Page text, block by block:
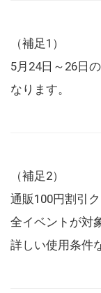
（補足1）
5月24日～26日
なります。
（補足2）
通販100円割引
全イベントが対
詳しい使用条件